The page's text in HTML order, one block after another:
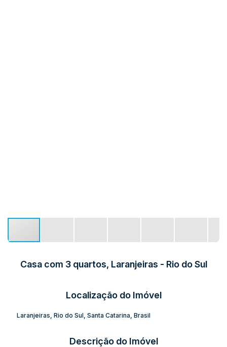
Casa com 3 quartos, Laranjeiras - Rio do Sul
Localização do Imóvel
Laranjeiras Rio do Sul Santa Catarina Brasil
Descrição do Imóvel